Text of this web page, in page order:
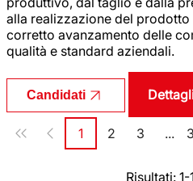
alla realizzazione del
corretto avanzamento delle
qualità e standard aziendali.
Candidati
Paginazione
Pagina
1 Pagina
2 Pagina
3 ...
Risultati: